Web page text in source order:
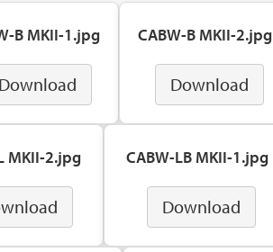
B MKII-1.jpg
Download
CABW-B MKII-2.jpg
Download
MKII-2.jpg CABW-LB MKII-1.jpg
Download